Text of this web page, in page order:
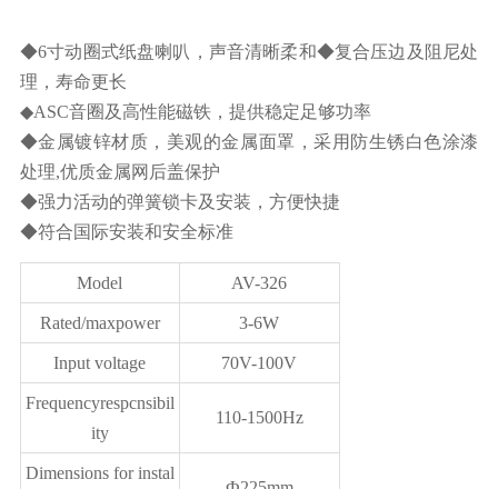
◆6寸动圈式纸盘喇叭，声音清晰柔和◆复合压边及阻尼处
理，寿命更长
◆ASC音圈及高性能磁铁，提供稳定足够功率
◆金属镀锌材质，美观的金属面罩，采用防生锈白色涂漆
处理,优质金属网后盖保护
◆强力活动的弹簧锁卡及安装，方便快捷
◆符合国际安装和安全标准
Model AV-326
Rated/maxpower 3-6W
Input voltage 70V-100V
Frequencyrespcnsibil
ity
110-1500Hz
Dimensions for instal